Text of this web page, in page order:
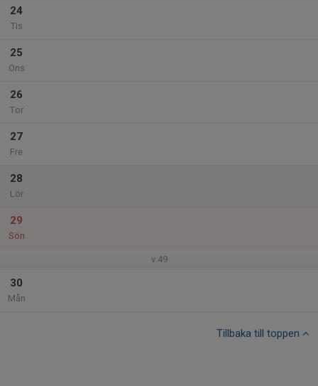
24
Tis
25
Ons
26
Tor
27
Fre
28
Lör
29
Sön
v.49
30
Mån
Tillbaka till toppen